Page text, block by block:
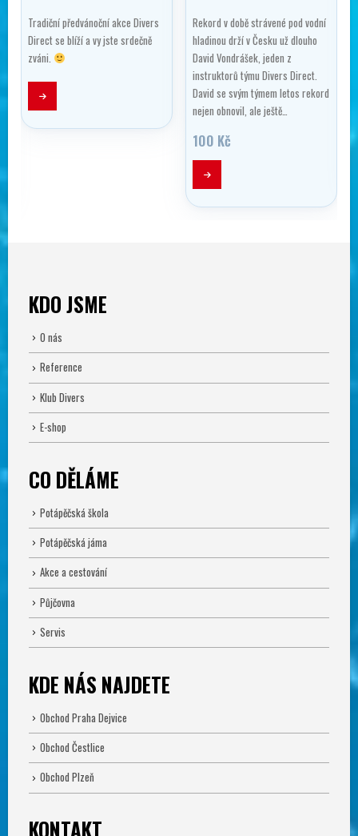
Tradiční předvánoční akce Divers
Direct se blíží a vy jste srdečně
zváni.
Rekord v době strávené pod vodní
hladinou drží v Česku už dlouho
David Vondrášek, jeden z
instruktorů týmu Divers Direct.
David se svým týmem letos rekord
nejen obnovil, ale ještě…
100 Kč
KDO JSME
O nás
Reference
Klub Divers
E-shop
CO DĚLÁME
Potápěčská škola
Potápěčská jáma
Akce a cestování
Půjčovna
Servis
KDE NÁS NAJDETE
Obchod Praha Dejvice
Obchod Čestlice
Obchod Plzeň
KONTAKT